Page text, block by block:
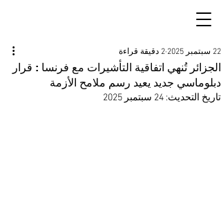
الجزائر تُنهي اتفاقية التأشيرات مع فرنسا : قرار
دبلوماسي جديد يعيد رسم ملامح الأزمة
22 سبتمبر 2025 2 دقيقة قراءة
تاريخ التحديث: 24 سبتمبر 2025